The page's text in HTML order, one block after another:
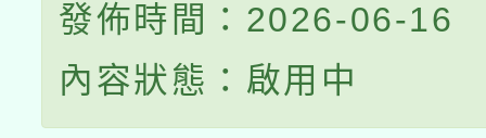
發佈時間：2026-06-16
內容狀態：啟用中